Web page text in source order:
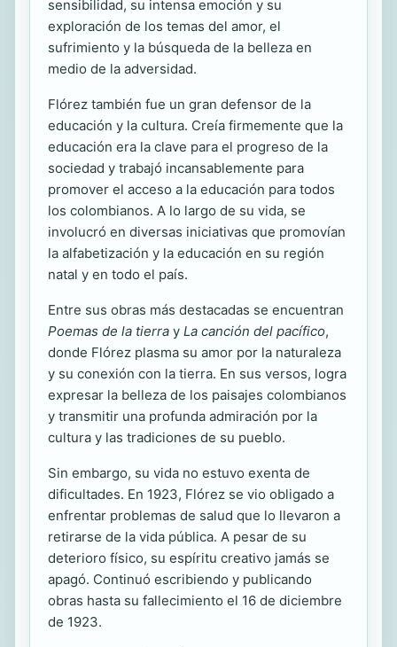
sensibilidad, su intensa emoción y su
exploración de los temas del amor, el
sufrimiento y la búsqueda de la belleza en
medio de la adversidad.
Flórez también fue un gran defensor de la
educación y la cultura. Creía firmemente que la
educación era la clave para el progreso de la
sociedad y trabajó incansablemente para
promover el acceso a la educación para todos
los colombianos. A lo largo de su vida, se
involucró en diversas iniciativas que promovían
la alfabetización y la educación en su región
natal y en todo el país.
Entre sus obras más destacadas se encuentran
Poemas de la tierra y La canción del pacífico,
donde Flórez plasma su amor por la naturaleza
y su conexión con la tierra. En sus versos, logra
expresar la belleza de los paisajes colombianos
y transmitir una profunda admiración por la
cultura y las tradiciones de su pueblo.
Sin embargo, su vida no estuvo exenta de
dificultades. En 1923, Flórez se vio obligado a
enfrentar problemas de salud que lo llevaron a
retirarse de la vida pública. A pesar de su
deterioro físico, su espíritu creativo jamás se
apagó. Continuó escribiendo y publicando
obras hasta su fallecimiento el 16 de diciembre
de 1923.